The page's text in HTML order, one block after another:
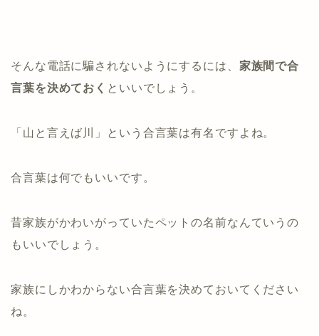
そんな電話に騙されないようにするには、 家族間で合
言葉を決めておく といいでしょう。
「山と言えば川」という合言葉は有名ですよね。
合言葉は何でもいいです。
昔家族がかわいがっていたペットの名前なんていうの
もいいでしょう。
家族にしかわからない合言葉を決めておいてください
ね。